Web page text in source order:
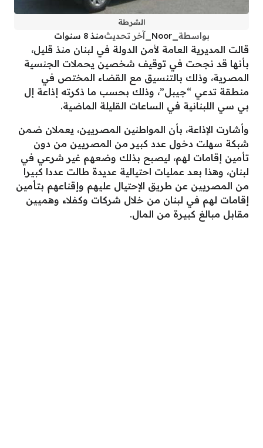
الشرطة
بواسطة _Noor_ آخر تحديثمنذ 8 سنوات
قالت المديرية العامة لأمن الدولة في لبنان منذ قليل،
بأنها قد نجحت في توقيف شخصين يحملات الجنسية
المصرية، وذلك بالتنسيق مع القضاء المختص في
منطقة تدعي “جيبل”، وذلك بحسب ما ذكرته إذاعة إل
بي سي اللبنانية في الساعات القليلة الماضية.
وأشارت الإذاعة، بأن المواطنين المصريين، يعملان ضمن
شبكة سهلت دخول عدد كبير من المصريين من دون
تأمين إقامات لهم، ليصبح بذلك وضعهم غير شرعي في
لبنان، وهذا بعد عمليات احتيالية عديدة طالت عددا كبيرا
من المصريين عن طريق الإحتيال عليهم وإقناعهم بتأمين
إقامات لهم في لبنان من خلال شركات وكفلاء وهميين
مقابل مبالغ كبيرة من المال.